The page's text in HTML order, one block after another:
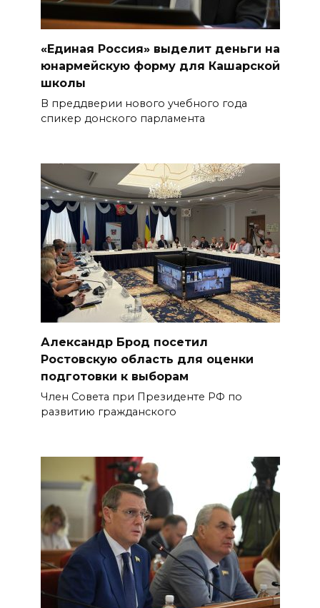
«Единая Россия» выделит деньги на
юнармейскую форму для Кашарской
школы
В преддверии нового учебного года
спикер донского парламента
Александр Брод посетил
Ростовскую область для оценки
подготовки к выборам
Член Совета при Президенте РФ по
развитию гражданского